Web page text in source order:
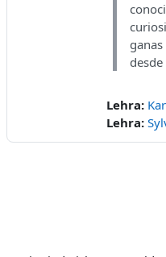
Lehra:
Lehra: